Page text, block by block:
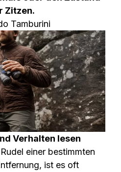
Zitzen.
Tamburini
Verhalten lesen
einer bestimmten
ist es oft